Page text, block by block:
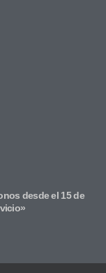
desde el 15 de